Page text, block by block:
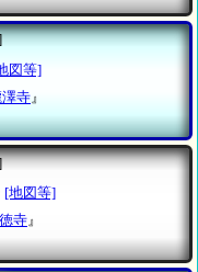
図等]
寺 』
[地図等]
寺 』